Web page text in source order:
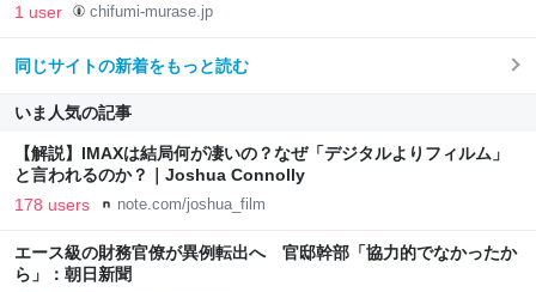
1 user chifumi-murase.jp
同じサイトの新着をもっと読む
いま人気の記事
【解説】IMAXは結局何が凄いの？なぜ「デジタルよりフィルム」
と言われるのか？｜Joshua Connolly
178 users note.com/joshua_film
エース級の財務官僚が異例転出へ 官邸幹部「協力的でなかったか
ら」：朝日新聞